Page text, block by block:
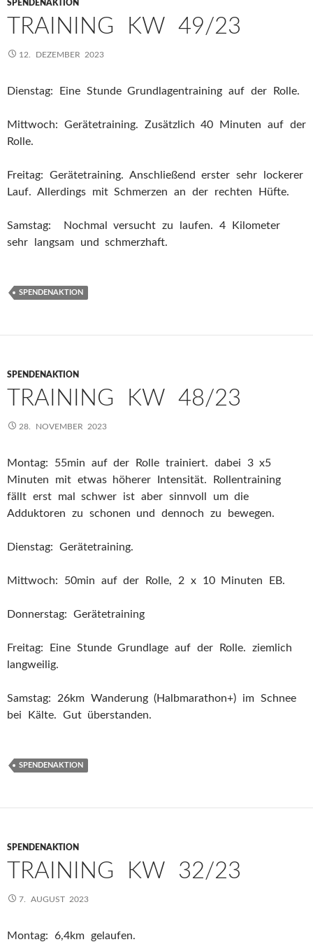
SPENDENAKTION
TRAINING KW 49/23
12. DEZEMBER 2023
Dienstag: Eine Stunde Grundlagentraining auf der Rolle.
Mittwoch: Gerätetraining. Zusätzlich 40 Minuten auf der
Rolle.
Freitag: Gerätetraining. Anschließend erster sehr lockerer
Lauf. Allerdings mit Schmerzen an der rechten Hüfte.
Samstag: Nochmal versucht zu laufen. 4 Kilometer
sehr langsam und schmerzhaft.
SPENDENAKTION
SPENDENAKTION
TRAINING KW 48/23
28. NOVEMBER 2023
Montag: 55min auf der Rolle trainiert. dabei 3 x5
Minuten mit etwas höherer Intensität. Rollentraining
fällt erst mal schwer ist aber sinnvoll um die
Adduktoren zu schonen und dennoch zu bewegen.
Dienstag: Gerätetraining.
Mittwoch: 50min auf der Rolle, 2 x 10 Minuten EB.
Donnerstag: Gerätetraining
Freitag: Eine Stunde Grundlage auf der Rolle. ziemlich
langweilig.
Samstag: 26km Wanderung (Halbmarathon+) im Schnee
bei Kälte. Gut überstanden.
SPENDENAKTION
SPENDENAKTION
TRAINING KW 32/23
7. AUGUST 2023
Montag: 6,4km gelaufen.